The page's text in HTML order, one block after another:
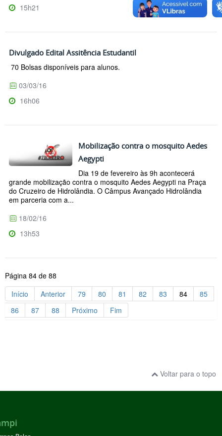
15h21
Divulgado Edital Assitência Estudantil
70 Bolsas disponíveis para alunos.
03/03/16
16h06
Mobilização contra o mosquito Aedes
Aegypti
Dia 19 de fevereiro às 9h acontecerá
grande mobilização contra o mosquito Aedes Aegypti na Praça
do Cruzeiro de Hidrolândia. O Câmpus Avançado Hidrolândia
em parceria com a...
18/02/16
13h53
Página 84 de 88
Início
Anterior 79 80 81 82 83 84
85
86
87 88 Próximo Fim
Voltar para o topo